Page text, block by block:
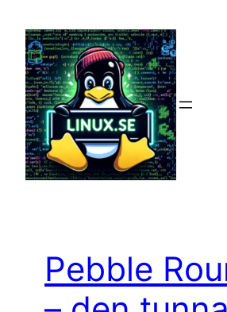
innehåll
Pebble